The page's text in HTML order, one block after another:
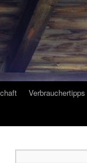
Verbrauchertipps